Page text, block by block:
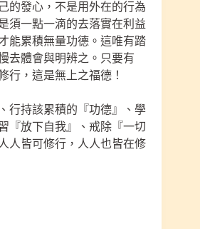
的發心，不是用外在的行為
須一點一滴的去落實在利益
能累積無量功德。這唯有踏
去體會與明辨之。只要有
行，這是無上之福德！
行持該累積的『功德』、學
『放下自我』、戒除『一切
人皆可修行，人人也皆在修